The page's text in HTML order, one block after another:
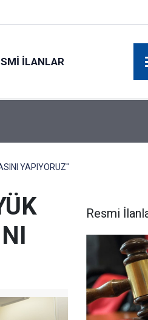
İLANLAR
yükseltildi
YAPIYORUZ"
Resmi